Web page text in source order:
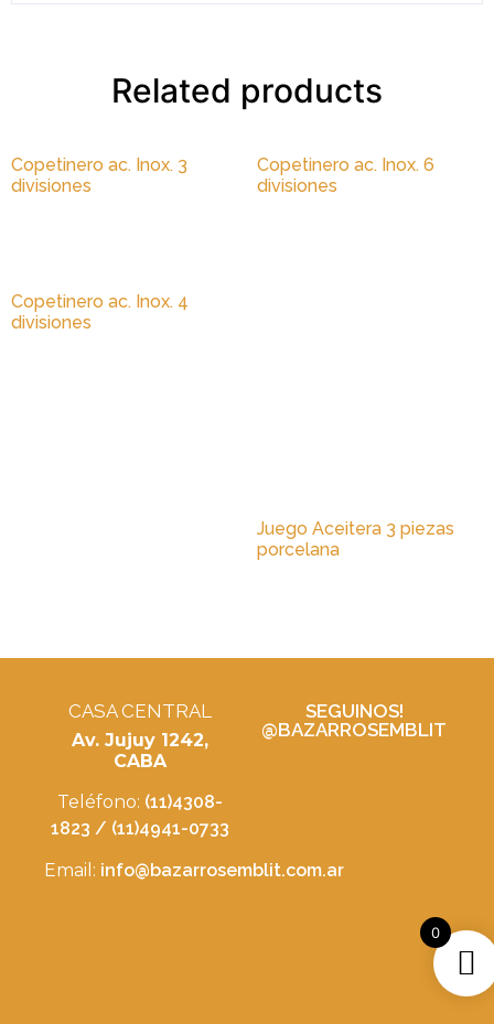
Related products
Copetinero ac. Inox. 3
divisiones
Copetinero ac. Inox. 6
divisiones
Copetinero ac. Inox. 4
divisiones
Juego Aceitera 3 piezas
porcelana
CASA CENTRAL
Av. Jujuy 1242,
CABA
Teléfono: (11)4308-
1823 / (11)4941-0733
Email: info@bazarrosemblit.com.ar
SEGUINOS!
@BAZARROSEMBLIT
0